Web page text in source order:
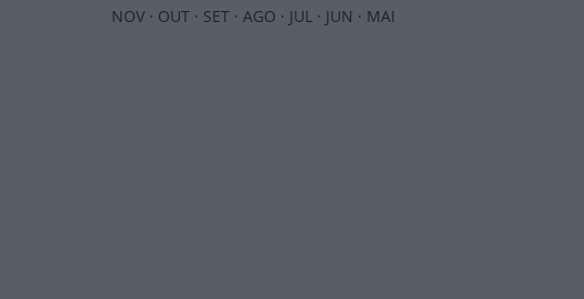
NOV· OUT· SET· AGO · JUL· JUN · MAI